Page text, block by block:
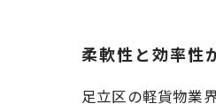
柔軟性と効率性
足立区の軽貨物業